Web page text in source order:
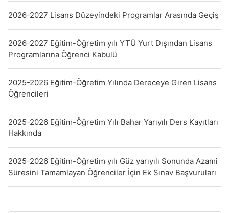
2026-2027 Lisans Düzeyindeki Programlar Arasında Geçiş
2026-2027 Eğitim-Öğretim yılı YTÜ Yurt Dışından Lisans
Programlarına Öğrenci Kabulü
2025-2026 Eğitim-Öğretim Yılında Dereceye Giren Lisans
Öğrencileri
2025-2026 Eğitim-Öğretim Yılı Bahar Yarıyılı Ders Kayıtları
Hakkında
2025-2026 Eğitim-Öğretim yılı Güz yarıyılı Sonunda Azami
Süresini Tamamlayan Öğrenciler İçin Ek Sınav Başvuruları